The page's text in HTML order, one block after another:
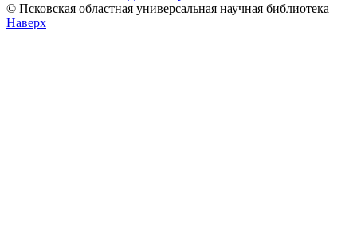
© Псковская областная универсальная научная библиотека
Наверх